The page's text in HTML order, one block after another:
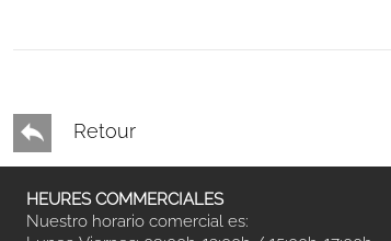
Retour
HEURES COMMERCIALES
Nuestro horario comercial es: